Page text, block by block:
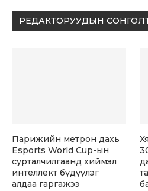
РЕДАКТОРУУДЫН
Парижийн метрон дахь
Esports World Cup-ын
сурталчилгаанд хиймэл
интеллект бүдүүлэг
алдаа гаргажээ